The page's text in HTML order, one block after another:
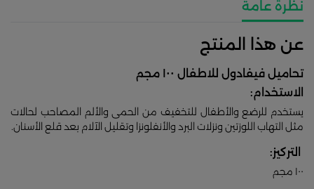
نظرة عامة
عن هذا المنتج
تحاميل فيفادول للاطفال ١٠٠ مجم
الاستخدام:
يستخدم للرضع والأطفال للتخفيف من الحمى والألم المصاحب لحالات
مثل التهاب اللوزتين ونزلات البرد والأنفلونزا وتقليل الآلام بعد قلع الأسنان.
التركيز:
١٠٠ مجم